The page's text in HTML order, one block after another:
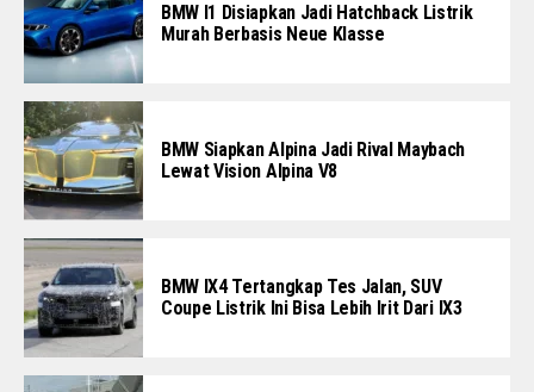
BMW I1 Disiapkan Jadi Hatchback Listrik
Murah Berbasis Neue Klasse
BMW Siapkan Alpina Jadi Rival Maybach
Lewat Vision Alpina V8
BMW IX4 Tertangkap Tes Jalan, SUV
Coupe Listrik Ini Bisa Lebih Irit Dari IX3